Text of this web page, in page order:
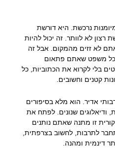
נרכשת. היא דורשת
לא לוותר. זה יכול להיות
לא זזים מהמקום. אבל זה
כל משפט שאתם פתאום
בלי לקרוא את הכתוביות, כל
קטנים וחשובים.
אדיר. הוא מלא בסיפורים
ודיאלוגים שנונים. לפתח את
זו מתנה שאתם נותנים
לתרבות, לחשוב בצרפתית,
דינמית ומהנה.